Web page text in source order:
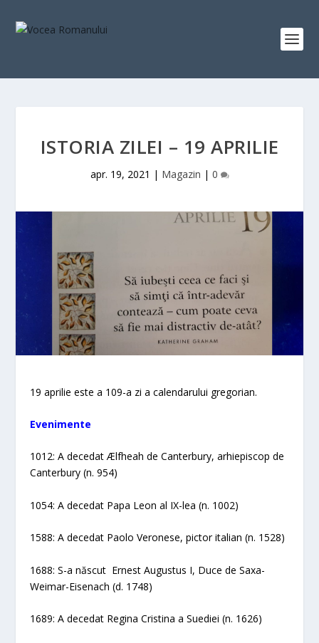
ISTORIA ZILEI – 19 APRILIE
apr. 19, 2021 | Magazin | 0
19 aprilie este a 109-a zi a calendarului gregorian.
Evenimente
1012: A decedat Ælfheah de Canterbury, arhiepiscop de
Canterbury (n. 954)
1054: A decedat Papa Leon al IX-lea (n. 1002)
1588: A decedat Paolo Veronese, pictor italian (n. 1528)
1688: S-a născut Ernest Augustus I, Duce de Saxa-
Weimar-Eisenach (d. 1748)
1689: A decedat Regina Cristina a Suediei (n. 1626)